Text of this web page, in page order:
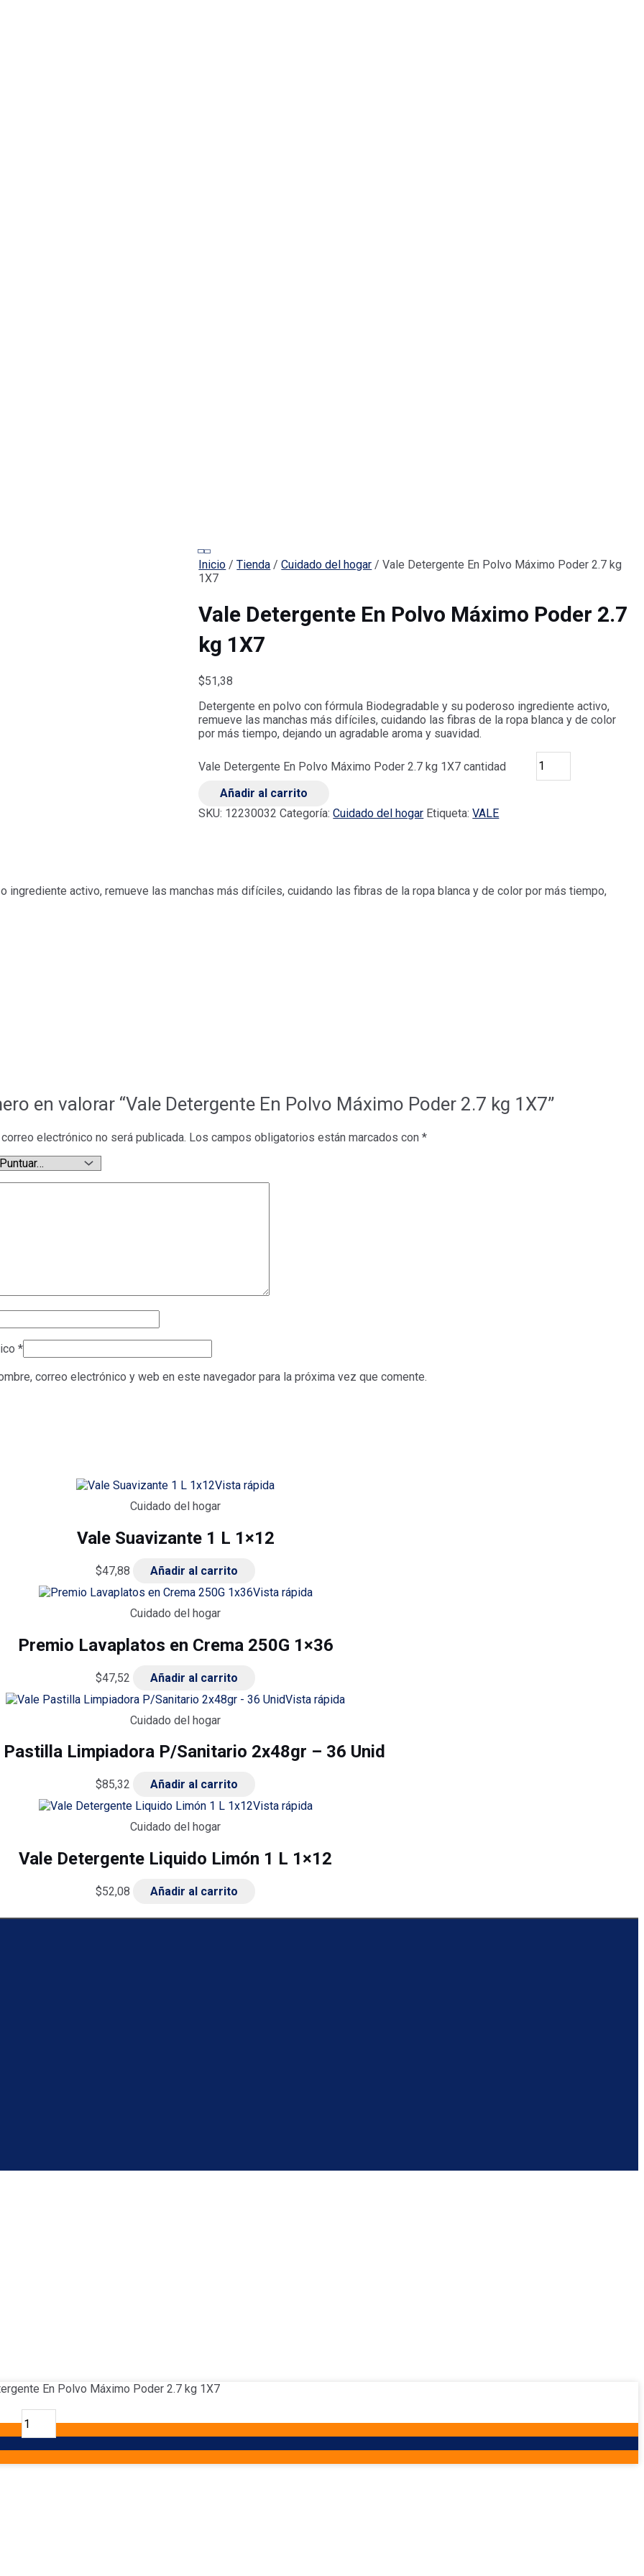
Inicio /Tienda /Cuidado del hogar / Vale Detergente En Polvo Máximo Poder 2.7 kg
1X7
Vale Detergente En Polvo Máximo Poder 2.7
kg 1X7
$51,38
Detergente en polvo con fórmula Biodegradable y su poderoso ingrediente activo,
remueve las manchas más difíciles, cuidando las fibras de la ropa blanca y de color
por más tiempo, dejando un agradable aroma y suavidad.
Vale Detergente En Polvo Máximo Poder 2.7 kg 1X7 cantidad
Añadir al carrito
SKU: 12230032 Categoría:Cuidado del hogar Etiqueta:VALE
activo, remueve las manchas más difíciles, cuidando las fibras de la ropa blanca y de color por más tiempo,
en valorar “Vale Detergente En Polvo Máximo Poder 2.7 kg 1X7”
electrónico no será publicada. Los campos obligatorios están marcados con*
*
correo electrónico y web en este navegador para la próxima vez que comente.
Vista rápida
Cuidado del hogar
Vale Suavizante 1 L 1×12
$47,88
Añadir al carrito
Vista rápida
Cuidado del hogar
Premio Lavaplatos en Crema 250G 1×36
$47,52
Añadir al carrito
Vista rápida
Cuidado del hogar
Pastilla Limpiadora P/Sanitario 2x48gr – 36 Unid
$85,32
Añadir al carrito
Vista rápida
Cuidado del hogar
Vale Detergente Liquido Limón 1 L 1×12
$52,08 Añadir al carrito
En Polvo Máximo Poder 2.7 kg 1X7